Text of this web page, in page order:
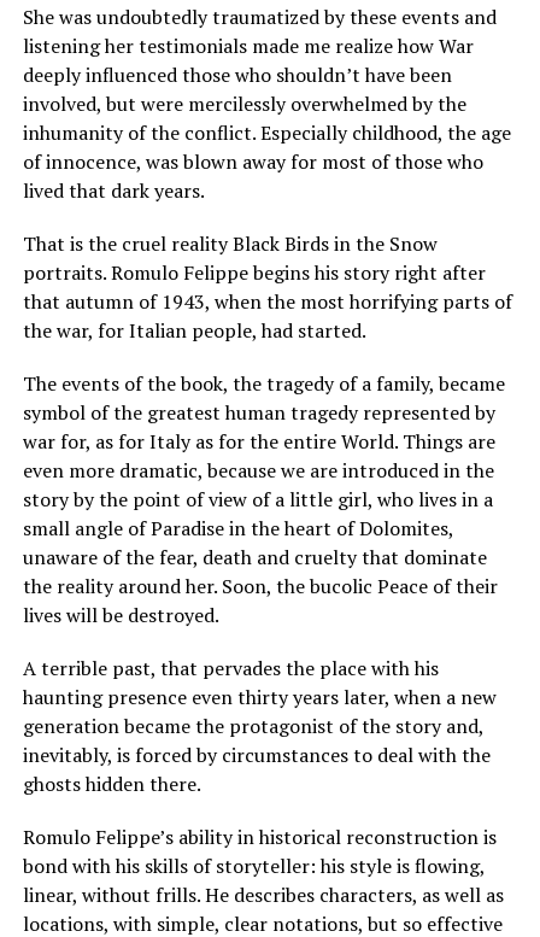
She was undoubtedly traumatized by these events and
listening her testimonials made me realize how War
deeply influenced those who shouldn’t have been
involved, but were mercilessly overwhelmed by the
inhumanity of the conflict. Especially childhood, the age
of innocence, was blown away for most of those who
lived that dark years.
That is the cruel reality Black Birds in the Snow
portraits. Romulo Felippe begins his story right after
that autumn of 1943, when the most horrifying parts of
the war, for Italian people, had started.
The events of the book, the tragedy of a family, became
symbol of the greatest human tragedy represented by
war for, as for Italy as for the entire World. Things are
even more dramatic, because we are introduced in the
story by the point of view of a little girl, who lives in a
small angle of Paradise in the heart of Dolomites,
unaware of the fear, death and cruelty that dominate
the reality around her. Soon, the bucolic Peace of their
lives will be destroyed.
A terrible past, that pervades the place with his
haunting presence even thirty years later, when a new
generation became the protagonist of the story and,
inevitably, is forced by circumstances to deal with the
ghosts hidden there.
Romulo Felippe’s ability in historical reconstruction is
bond with his skills of storyteller: his style is flowing,
linear, without frills. He describes characters, as well as
locations, with simple, clear notations, but so effective